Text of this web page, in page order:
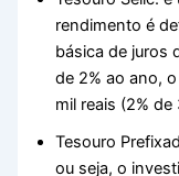
rendimento é
básica de juros
de 2% ao ano,
mil reais (2% de
Tesouro
ou seja, o